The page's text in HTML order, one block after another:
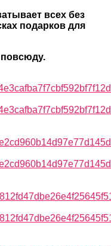
всех без
подарков для